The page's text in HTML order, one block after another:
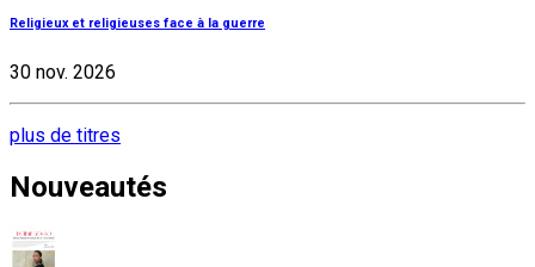
Religieux et religieuses face à la guerre
30 nov. 2026
plus de titres
Nouveautés